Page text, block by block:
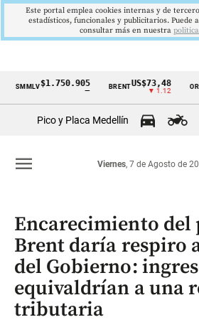
Cintillo
Colombia
$1.750.905 BRENT US$73,48
▼ 1.12
ORO
Pico y Placa Medellín
Viernes, 7 de Agosto de
menu
Encarecimiento del
Brent daría respiro
del Gobierno:
equivaldrían a una
tributaria
Este portal emplea cookies internas y de
estadísticos, funcionales y publicitarios. Puede
consultar más en nuestra